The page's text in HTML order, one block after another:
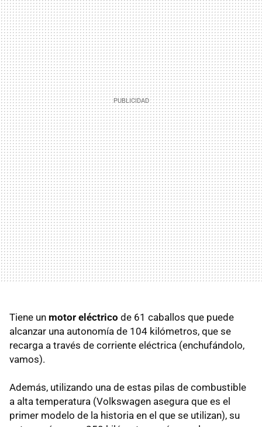
Tiene un motor eléctrico de 61 caballos que puede
alcanzar una autonomía de 104 kilómetros, que se
recarga a través de corriente eléctrica (enchufándolo,
vamos).
Además, utilizando una de estas pilas de combustible
a alta temperatura (Volkswagen asegura que es el
primer modelo de la historia en el que se utilizan), su